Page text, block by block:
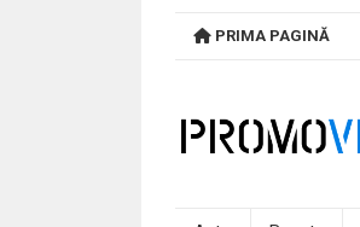
PRIMA PAGINĂ